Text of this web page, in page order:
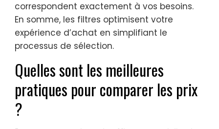
correspondent exactement à vos besoins.
En somme, les filtres optimisent votre
expérience d’achat en simplifiant le
processus de sélection.
Quelles sont les meilleures
pratiques pour comparer les prix
?